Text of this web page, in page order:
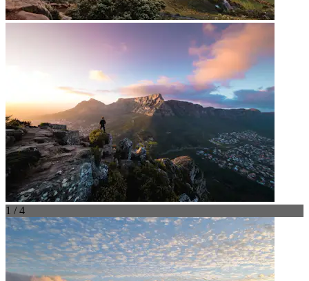
1 / 4